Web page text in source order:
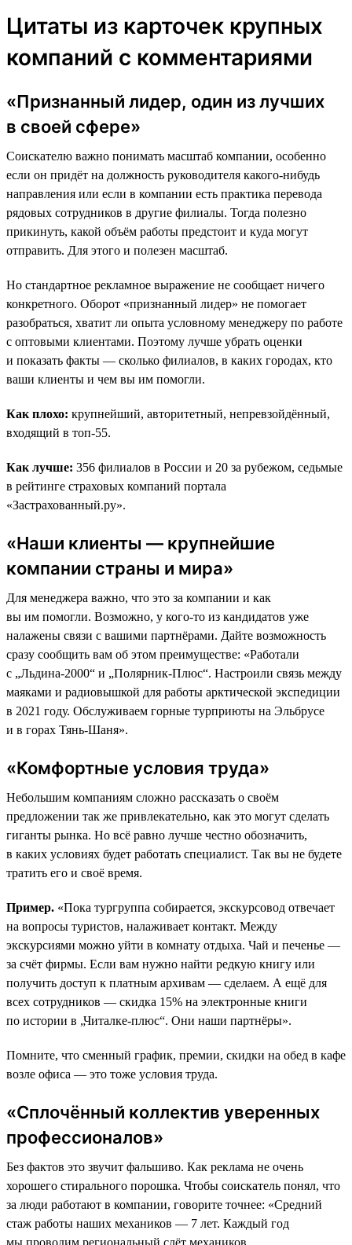
Цитаты из карточек крупных
компаний с комментариями
«Признанный лидер, один из лучших
в своей сфере»
Соискателю важно понимать масштаб компании, особенно
если он придёт на должность руководителя какого-нибудь
направления или если в компании есть практика перевода
рядовых сотрудников в другие филиалы. Тогда полезно
прикинуть, какой объём работы предстоит и куда могут
отправить. Для этого и полезен масштаб.
Но стандартное рекламное выражение не сообщает ничего
конкретного. Оборот «признанный лидер» не помогает
разобраться, хватит ли опыта условному менеджеру по работе
с оптовыми клиентами. Поэтому лучше убрать оценки
и показать факты — сколько филиалов, в каких городах, кто
ваши клиенты и чем вы им помогли.
Как плохо: крупнейший, авторитетный, непревзойдённый,
входящий в топ-55.
Как лучше: 356 филиалов в России и 20 за рубежом, седьмые
в рейтинге страховых компаний портала
«Застрахованный.ру».
«Наши клиенты — крупнейшие
компании страны и мира»
Для менеджера важно, что это за компании и как
вы им помогли. Возможно, у кого-то из кандидатов уже
налажены связи с вашими партнёрами. Дайте возможность
сразу сообщить вам об этом преимуществе: «Работали
с „Льдина-2000“ и „Полярник-Плюс“. Настроили связь между
маяками и радиовышкой для работы арктической экспедиции
в 2021 году. Обслуживаем горные турприюты на Эльбрусе
и в горах Тянь-Шаня».
«Комфортные условия труда»
Небольшим компаниям сложно рассказать о своём
предложении так же привлекательно, как это могут сделать
гиганты рынка. Но всё равно лучше честно обозначить,
в каких условиях будет работать специалист. Так вы не будете
тратить его и своё время.
Пример. «Пока тургруппа собирается, экскурсовод отвечает
на вопросы туристов, налаживает контакт. Между
экскурсиями можно уйти в комнату отдыха. Чай и печенье —
за счёт фирмы. Если вам нужно найти редкую книгу или
получить доступ к платным архивам — сделаем. А ещё для
всех сотрудников — скидка 15% на электронные книги
по истории в „Читалке-плюс“. Они наши партнёры».
Помните, что сменный график, премии, скидки на обед в кафе
возле офиса — это тоже условия труда.
«Сплочённый коллектив уверенных
профессионалов»
Без фактов это звучит фальшиво. Как реклама не очень
хорошего стирального порошка. Чтобы соискатель понял, что
за люди работают в компании, говорите точнее: «Средний
стаж работы наших механиков — 7 лет. Каждый год
мы проводим региональный слёт механиков